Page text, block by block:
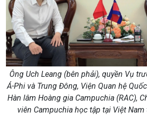
Ông Uch Leang (bên phải), quyền Vụ
Á-Phi và Trung Đông, Viện Quan hệ
Hàn lâm Hoàng gia Campuchia (RAC),
viên Campuchia học tập tại Việt